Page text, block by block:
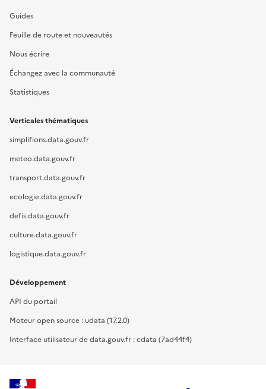
Guides
Feuille de route et nouveautés
Nous écrire
Échangez avec la communauté
Statistiques
Verticales thématiques
simplifions.data.gouv.fr
meteo.data.gouv.fr
transport.data.gouv.fr
ecologie.data.gouv.fr
defis.data.gouv.fr
culture.data.gouv.fr
logistique.data.gouv.fr
Développement
API du portail
Moteur open source : udata (17.2.0)
Interface utilisateur de data.gouv.fr : cdata (7ad44f4)